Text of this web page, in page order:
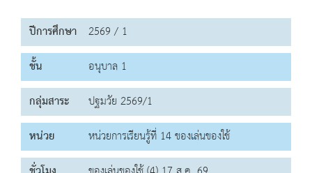
ปีการศึกษา 2569 / 1
ชั้น
อนุบาล 1
กลุ่มสาระ
ปฐมวัย 2569/1
หน่วย
หน่วยการเรียนรู้ที่ 14 ของเล่นของใช้